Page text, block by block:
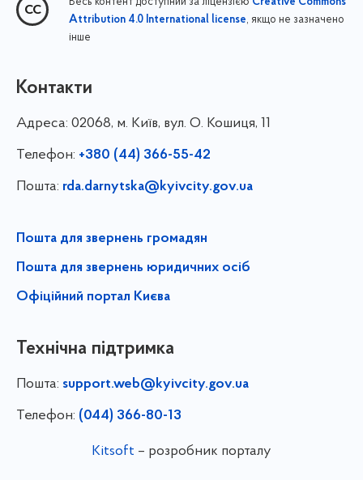
Attribution 4.0 International license, якщо не зазначено
інше
Контакти
Адреса: 02068, м. Київ, вул. О. Кошиця, 11
Телефон: +380 (44) 366-55-42
Пошта: rda.darnytska@kyivcity.gov.ua
Пошта для звернень громадян
Пошта для звернень юридичних осіб
Офіційний портал Києва
Технічна підтримка
Пошта: support.web@kyivcity.gov.ua
Телефон: (044) 366-80-13
Kitsoft – розробник порталу